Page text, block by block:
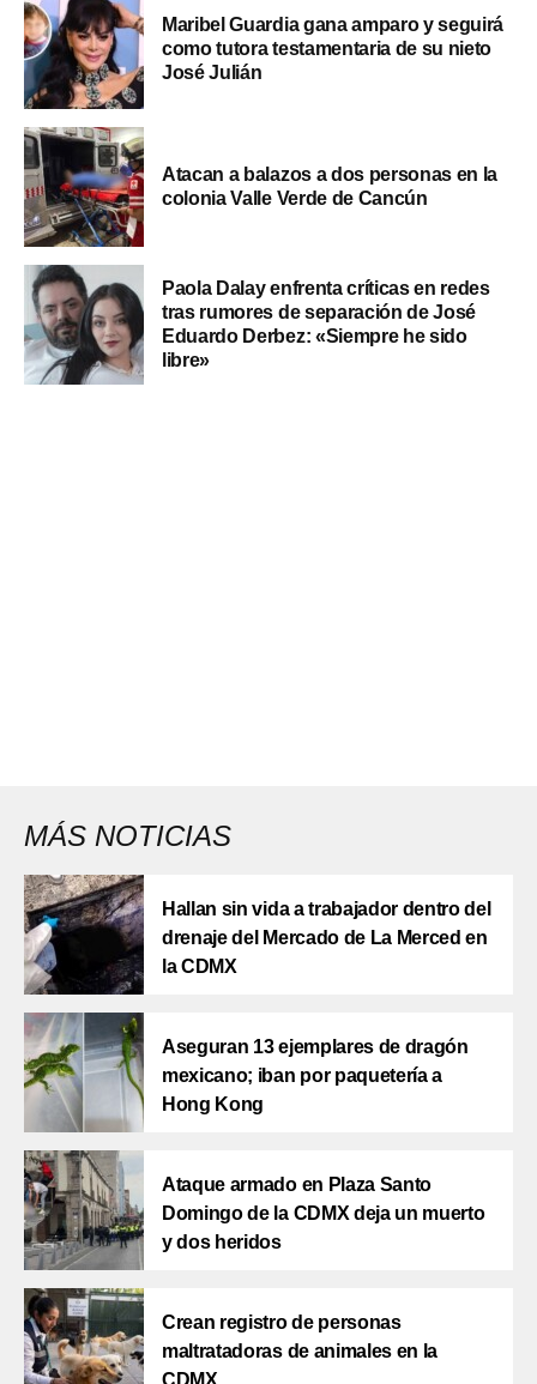
Maribel Guardia gana amparo y seguirá
como tutora testamentaria de su nieto
José Julián
Atacan a balazos a dos personas en la
colonia Valle Verde de Cancún
Paola Dalay enfrenta críticas en redes
tras rumores de separación de José
Eduardo Derbez: «Siempre he sido
libre»
MÁS NOTICIAS
Hallan sin vida a trabajador dentro del
drenaje del Mercado de La Merced en
la CDMX
Aseguran 13 ejemplares de dragón
mexicano; iban por paquetería a
Hong Kong
Ataque armado en Plaza Santo
Domingo de la CDMX deja un muerto
y dos heridos
Crean registro de personas
maltratadoras de animales en la